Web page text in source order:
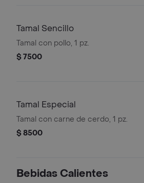
tradicional, perfecto para empezar el
Tamal Sencillo
Tamal con pollo, 1 pz.
$ 7500
Tamal Especial
Tamal con carne de cerdo, 1 pz.
$ 8500
Bebidas Calientes